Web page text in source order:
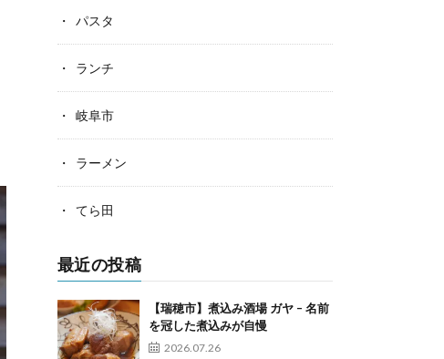
パスタ
ランチ
岐阜市
ラーメン
てら田
最近の投稿
【瑞穂市】煮込み酒場 ガヤ – 名前
を冠した煮込みが自慢
2026.07.26